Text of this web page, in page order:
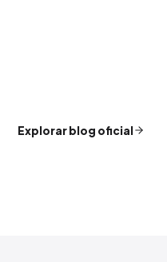
Explorar blog oficial